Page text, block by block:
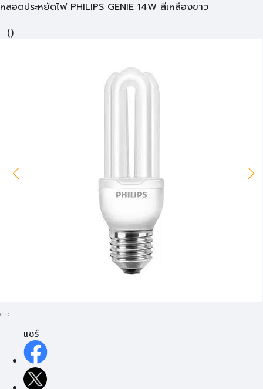
หลอดประหยัดไฟ PHILIPS GENIE 14W สีเหลืองขาว
()
แชร์